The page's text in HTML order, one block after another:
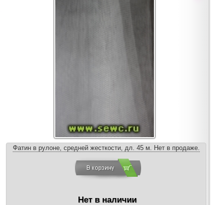
Фатин в рулоне, средней жесткости, дл. 45 м. Нет в продаже.
Нет в наличии